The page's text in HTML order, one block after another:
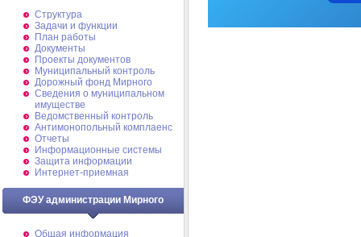
Структура
Задачи и функции
План работы
Документы
Проекты документов
Муниципальный контроль
Дорожный фонд Мирного
Cведения о муниципальном
имуществе
Ведомственный контроль
Антимонопольный комплаенс
Отчеты
Информационные системы
Защита информации
Интернет-приемная
ФЭУ администрации Мирного
Общая информация